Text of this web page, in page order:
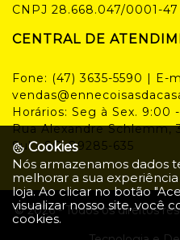
CNPJ 28.668.047/0001-47
CENTRAL DE
Fone: (47) 3635-5590 | E-
Horários: Seg à Sex. 9:00
Rua Alexandre Schlemm,
Sul - SC, 89285-635
©2026- Todos os direitos
Cookies
Nós armazenamos dados
melhorar a sua
loja. Ao clicar no botão
visualizar nosso site, você
cookies.